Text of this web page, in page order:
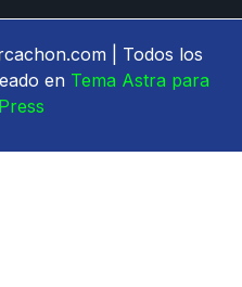
| Todos los
en Tema Astra para